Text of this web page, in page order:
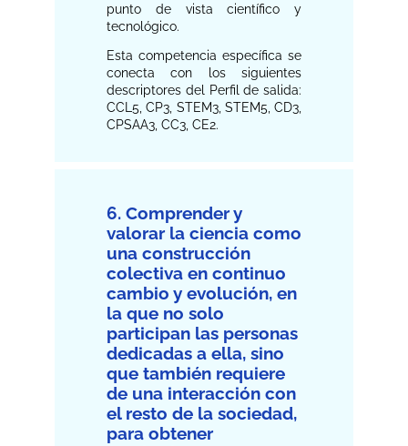
punto de vista científico y
tecnológico.
Esta competencia específica se
conecta con los siguientes
descriptores del Perfil de salida:
CCL5, CP3, STEM3, STEM5, CD3,
CPSAA3, CC3, CE2.
6. Comprender y
valorar la ciencia como
una construcción
colectiva en continuo
cambio y evolución, en
la que no solo
participan las personas
dedicadas a ella, sino
que también requiere
de una interacción con
el resto de la sociedad,
para obtener